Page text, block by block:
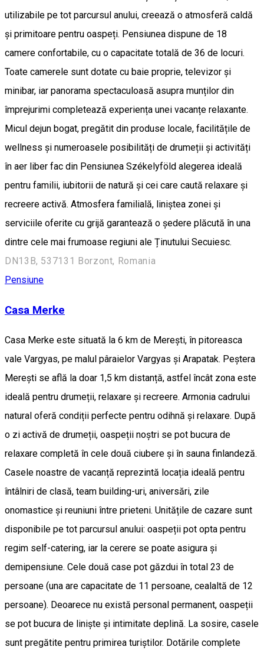
utilizabile pe tot parcursul anului, creează o atmosferă caldă
și primitoare pentru oaspeți. Pensiunea dispune de 18
camere confortabile, cu o capacitate totală de 36 de locuri.
Toate camerele sunt dotate cu baie proprie, televizor și
minibar, iar panorama spectaculoasă asupra munților din
împrejurimi completează experiența unei vacanțe relaxante.
Micul dejun bogat, pregătit din produse locale, facilitățile de
wellness și numeroasele posibilități de drumeții și activități
în aer liber fac din Pensiunea Székelyföld alegerea ideală
pentru familii, iubitorii de natură și cei care caută relaxare și
recreere activă. Atmosfera familială, liniștea zonei și
serviciile oferite cu grijă garantează o ședere plăcută în una
dintre cele mai frumoase regiuni ale Ținutului Secuiesc.
DN13B, 537131 Borzont, Romania
Pensiune
Casa Merke
Casa Merke este situată la 6 km de Merești, în pitoreasca
vale Vargyas, pe malul pâraielor Vargyas și Arapatak. Peștera
Merești se află la doar 1,5 km distanță, astfel încât zona este
ideală pentru drumeții, relaxare și recreere. Armonia cadrului
natural oferă condiții perfecte pentru odihnă și relaxare. După
o zi activă de drumeții, oaspeții noștri se pot bucura de
relaxare completă în cele două ciubere și în sauna finlandeză.
Casele noastre de vacanță reprezintă locația ideală pentru
întâlniri de clasă, team building-uri, aniversări, zile
onomastice și reuniuni între prieteni. Unitățile de cazare sunt
disponibile pe tot parcursul anului: oaspeții pot opta pentru
regim self-catering, iar la cerere se poate asigura și
demipensiune. Cele două case pot găzdui în total 23 de
persoane (una are capacitate de 11 persoane, cealaltă de 12
persoane). Deoarece nu există personal permanent, oaspeții
se pot bucura de liniște și intimitate deplină. La sosire, casele
sunt pregătite pentru primirea turiștilor. Dotările complete